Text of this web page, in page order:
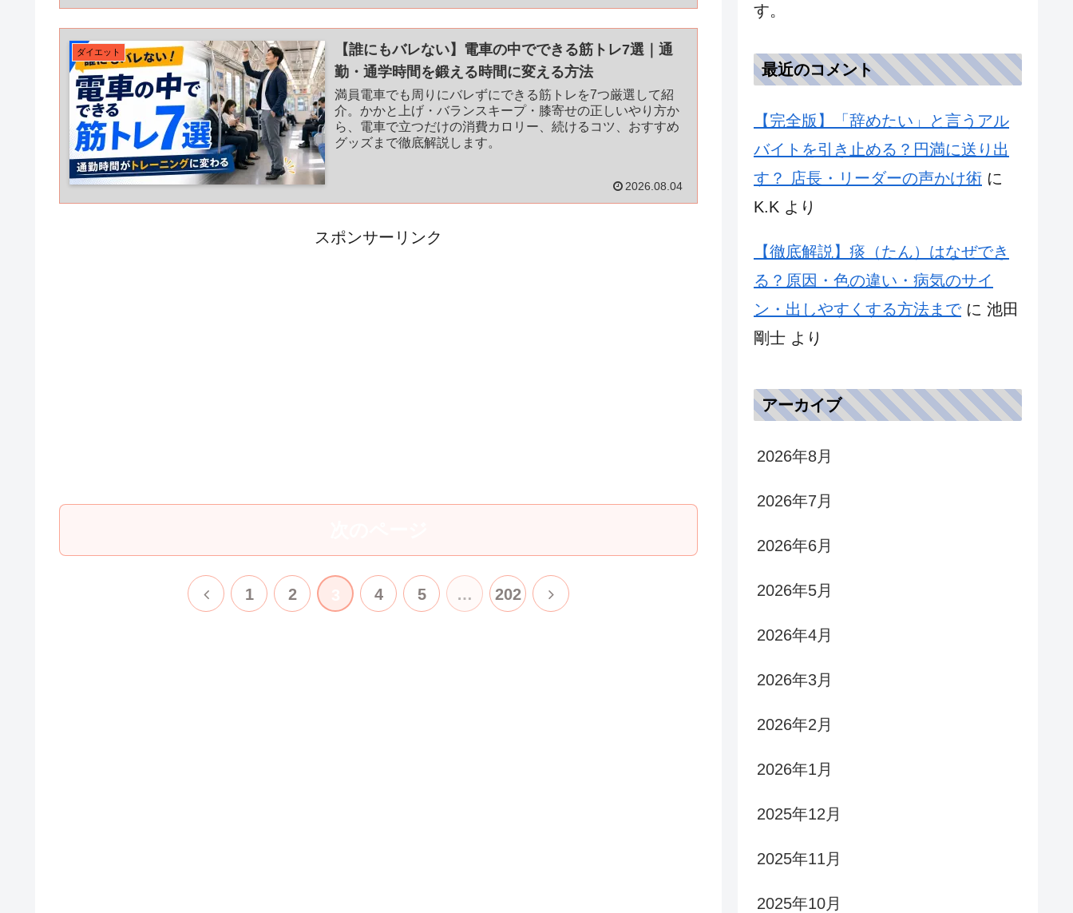
ダイエット
【誰にもバレない】電車の中でできる筋トレ7選｜通
勤・通学時間を鍛える時間に変える方法
満員電車でも周りにバレずにできる筋トレを7つ厳選して紹
介。かかと上げ・バランスキープ・膝寄せの正しいやり方か
ら、電車で立つだけの消費カロリー、続けるコツ、おすすめ
グッズまで徹底解説します。
2026.08.04
スポンサーリンク
前 1 2 4 5 … 202 次
す。
最近のコメント
【完全版】「辞めたい」と言うアル
バイトを引き止める？円満に送り出
す？ 店長・リーダーの声かけ術 に
K.K より
【徹底解説】痰（たん）はなぜでき
る？原因・色の違い・病気のサイ
ン・出しやすくする方法までに 池田
剛士 より
アーカイブ
2026年8月
2026年7月
2026年6月
2026年5月
2026年4月
2026年3月
2026年2月
2026年1月
2025年12月
2025年11月
2025年10月